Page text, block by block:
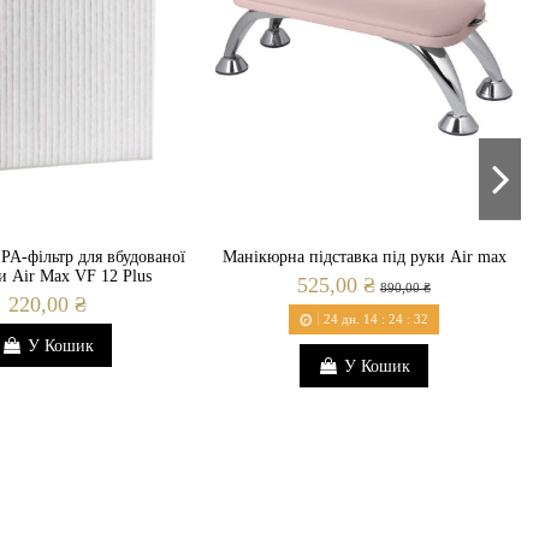
фільтр для вбудованої
Air Max VF 12 Plus
220,00 ₴
У Кошик
Манікюрна підставка під руки Air max
525,00 ₴ 890,00 ₴
24 дн. 14 :24 :31
У Кошик